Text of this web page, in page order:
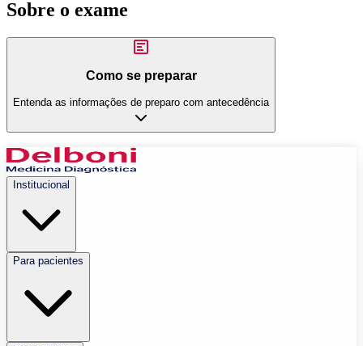
Sobre o exame
Como se preparar
Entenda as informações de preparo com antecedência
Institucional
Para pacientes